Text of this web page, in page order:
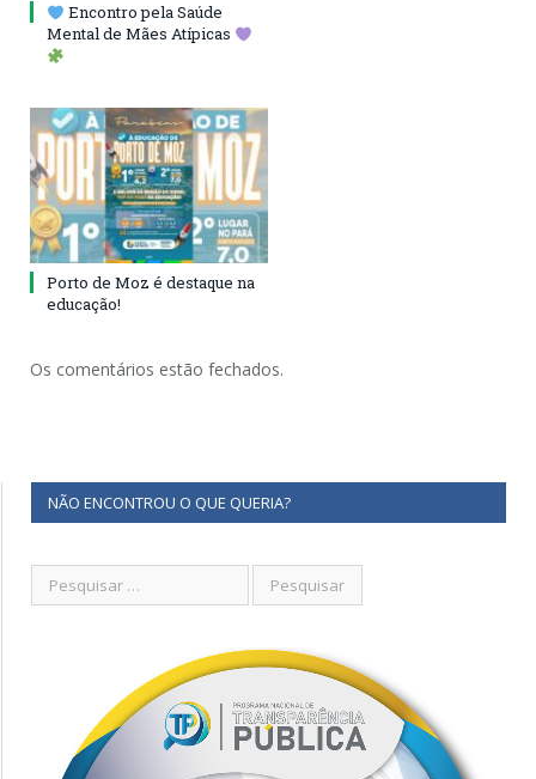
Encontro pela Saúde
Mental de Mães Atípicas
Porto de Moz é destaque na
educação!
Os comentários estão fechados.
NÃO ENCONTROU O QUE QUERIA?